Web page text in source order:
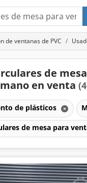
de ventanas de PVC
de
en venta
de plásticos
de mesa para